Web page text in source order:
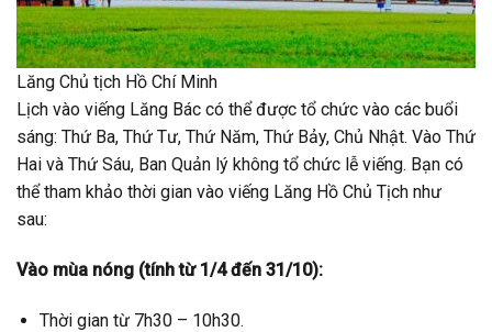
Lăng Chủ tịch Hồ Chí Minh
Lịch vào viếng Lăng Bác có thể được tổ chức vào các buổi
sáng: Thứ Ba, Thứ Tư, Thứ Năm, Thứ Bảy, Chủ Nhật. Vào Thứ
Hai và Thứ Sáu, Ban Quản lý không tổ chức lễ viếng. Bạn có
thể tham khảo thời gian vào viếng Lăng Hồ Chủ Tịch như
sau:
Vào mùa nóng (tính từ 1/4 đến 31/10):
Thời gian từ 7h30 – 10h30.